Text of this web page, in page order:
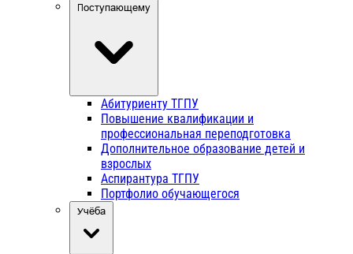
Поступающему
Абитуриенту ТГПУ
Повышение квалификации и
профессиональная переподготовка
Дополнительное образование детей и
взрослых
Аспирантура ТГПУ
Портфолио обучающегося
Учёба